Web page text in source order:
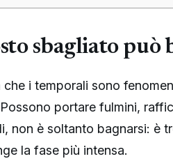
sbagliato può
i temporali sono
portare fulmini,
non è soltanto bagnarsi: è
la fase più intensa.